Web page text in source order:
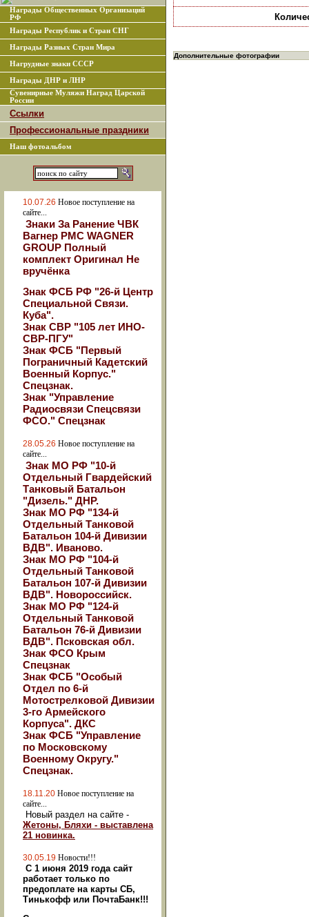
Награды Общественных Организаций
РФ
Награды Республик и Стран СНГ
Награды Разных Стран Мира
Нагрудные знаки СССР
Награды ДНР и ЛНР
Сувенирные Муляжи Наград Царской
России
Ссылки
Профессиональные праздники
Наш фотоальбом
10.07.26 Новое поступление на
сайте...
Знаки За Ранение ЧВК
Вагнер РМС WAGNER
GROUP Полный
комплект Оригинал Не
вручёнка
Знак ФСБ РФ "26-й Центр
Специальной Связи.
Куба".
Знак СВР "105 лет ИНО-
СВР-ПГУ"
Знак ФСБ "Первый
Пограничный Кадетский
Военный Корпус."
Спецзнак.
Знак "Управление
Радиосвязи Спецсвязи
ФСО." Спецзнак
28.05.26 Новое поступление на
сайте...
Знак МО РФ "10-й
Отдельный Гвардейский
Танковый Батальон
"Дизель." ДНР.
Знак МО РФ "134-й
Отдельный Танковой
Батальон 104-й Дивизии
ВДВ". Иваново.
Знак МО РФ "104-й
Отдельный Танковой
Батальон 107-й Дивизии
ВДВ". Новороссийск.
Знак МО РФ "124-й
Отдельный Танковой
Батальон 76-й Дивизии
ВДВ". Псковская обл.
Знак ФСО Крым
Спецзнак
Знак ФСБ "Особый
Отдел по 6-й
Мотострелковой Дивизии
3-го Армейского
Корпуса". ДКС
Знак ФСБ "Управление
по Московскому
Военному Округу."
Спецзнак.
18.11.20 Новое поступление на
сайте...
Новый раздел на сайте -
Жетоны, Бляхи - выставлена
21 новинка.
30.05.19 Новости!!!
С 1 июня 2019 года сайт
работает только по
предоплате на карты СБ,
Тинькофф или ПочтаБанк!!!
Дополнительные фотографии